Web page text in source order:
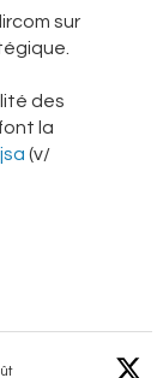
sur
des
la
(v/